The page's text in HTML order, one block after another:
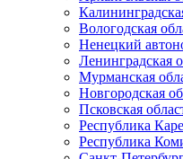
Вологодская
Ненецкий
Ленинградская
Мурманская
Новгородская
Псковская
Республика
Республика